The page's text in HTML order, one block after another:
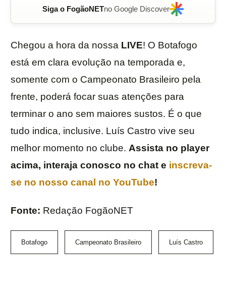
Siga o FogãoNETno Google Discover
Chegou a hora da nossa LIVE! O Botafogo
está em clara evolução na temporada e,
somente com o Campeonato Brasileiro pela
frente, poderá focar suas atenções para
terminar o ano sem maiores sustos. É o que
tudo indica, inclusive. Luís Castro vive seu
melhor momento no clube. Assista no player
acima, interaja conosco no chat e inscreva-
se no nosso canal no YouTube!
Fonte: Redação FogãoNET
Botafogo Campeonato Brasileiro Luís Castro